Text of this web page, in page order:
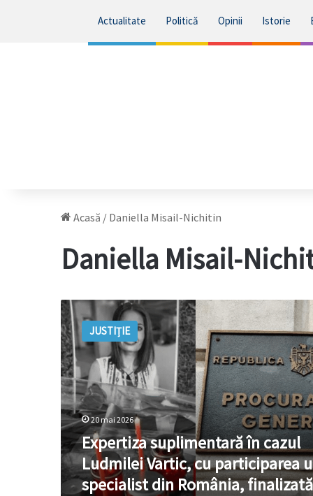
Actualitate Politică Opinii Istorie
Acasă / Daniella Misail-Nichitin
Daniella Misail-
Expertiza
suplimentară
în
cazul
Ludmilei
Vartic,
cu
participarea
unui
specialist
din
România,
finalizată
JUSTIȚIE
20 mai 2026
Expertiza suplimentară în cazul
Ludmilei Vartic, cu participarea
specialist din România, finalizată